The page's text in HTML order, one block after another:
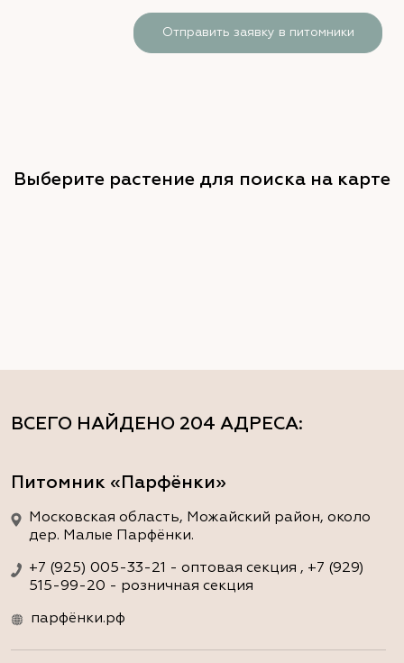
ВСЕГО НАЙДЕНО 204 АДРЕСА:
Питомник «Парфёнки»
Московская область, Можайский район, около
дер. Малые Парфёнки.
+7 (925) 005-33-21 - оптовая секция , +7 (929)
515-99-20 - розничная секция
парфёнки.рф
Отправить заявку в питомники
Выберите растение для поиска на карте